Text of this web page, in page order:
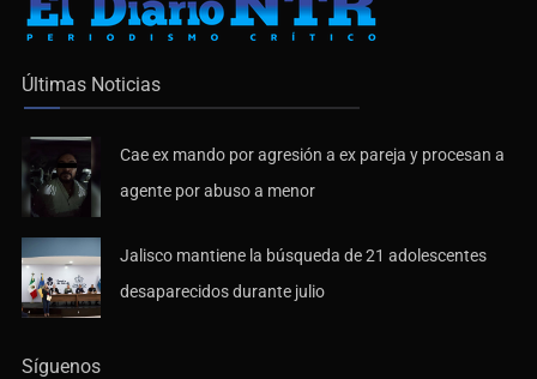
Últimas Noticias
Cae ex mando por agresión a ex pareja y procesan a
agente por abuso a menor
Jalisco mantiene la búsqueda de 21 adolescentes
desaparecidos durante julio
Síguenos